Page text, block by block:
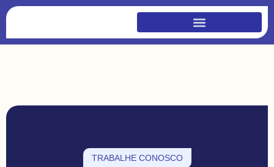
TRABALHE CONOSCO